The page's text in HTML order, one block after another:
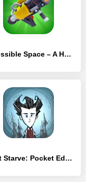
Impossible Space – A Hero In Space
Don't Starve: Pocket Edition